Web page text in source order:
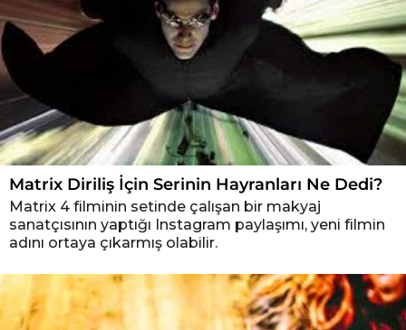
Matrix Diriliş İçin Serinin Hayranları Ne Dedi?
Matrix 4 filminin setinde çalışan bir makyaj
sanatçısının yaptığı Instagram paylaşımı, yeni filmin
adını ortaya çıkarmış olabilir.